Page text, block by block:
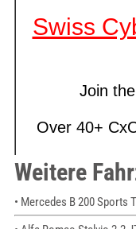
Weitere
• Mercedes B 200 Sports